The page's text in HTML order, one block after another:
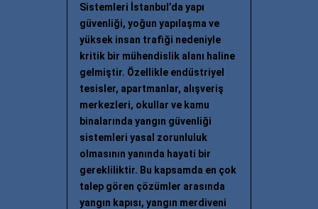
Sistemleri İstanbul’da yapı
güvenliği, yoğun yapılaşma ve
yüksek insan trafiği nedeniyle
kritik bir mühendislik alanı haline
gelmiştir. Özellikle endüstriyel
tesisler, apartmanlar, alışveriş
merkezleri, okullar ve kamu
binalarında yangın güvenliği
sistemleri yasal zorunluluk
olmasının yanında hayati bir
gerekliliktir. Bu kapsamda en çok
talep gören çözümler arasında
yangın kapısı, yangın merdiveni